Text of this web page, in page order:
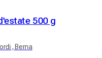
500 g
, Berna